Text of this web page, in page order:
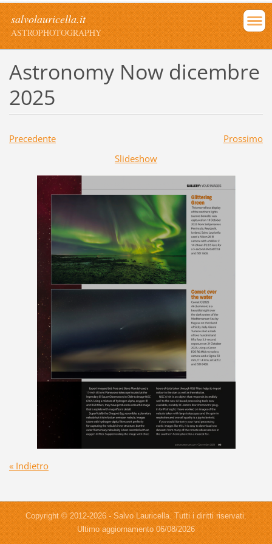
salvolauricella.it
ASTROPHOTOGRAPHY
Astronomy Now dicembre
2025
Precedente
Prossimo
Slideshow
« Indietro
Copyright © 2012-2026 - Salvo Lauricella. Tutti i diritti riservati.
Ultimo aggiornamento 06/08/2026